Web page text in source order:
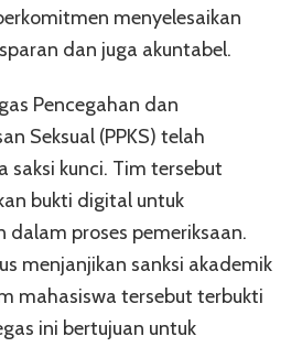
menyelesaikan
dan juga akuntabel.
Pencegahan dan
Seksual (PPKS) telah
saksi kunci. Tim tersebut
bukti digital untuk
dalam proses pemeriksaan.
menjanjikan sanksi akademik
mahasiswa tersebut terbukti
ini bertujuan untuk